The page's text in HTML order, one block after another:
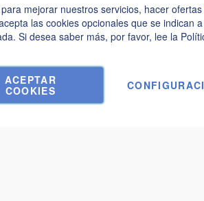
en forma de A
de hidromasaje
mejorar nuestros servicios, hacer
las cookies opcionales que se indican
Si desea saber más, por favor, lee la
ACEPTAR
COOKIES